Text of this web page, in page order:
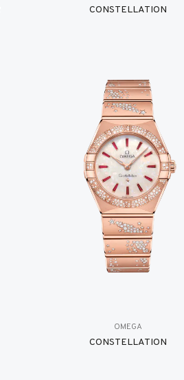
CONSTELLATION
OMEGA
CONSTELLATION